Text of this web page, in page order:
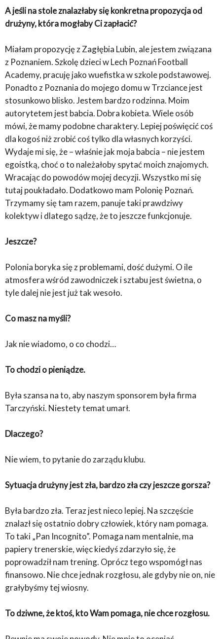
A jeśli na stole znalazłaby się konkretna propozycja od
drużyny, która mogłaby Ci zapłacić?
Miałam propozycję z Zagłębia Lubin, ale jestem związana
z Poznaniem. Szkolę dzieci w Lech Poznań Football
Academy, pracuję jako wuefistka w szkole podstawowej.
Ponadto z Poznania do mojego domu w Trzciance jest
stosunkowo blisko. Jestem bardzo rodzinna. Moim
autorytetem jest babcia. Dobra kobieta. Wiele osób
mówi, że mamy podobne charaktery. Lepiej poświęcić coś
dla kogoś niż zrobić coś tylko dla własnych korzyści.
Wydaje mi się, że – właśnie jak moja babcia – nie jestem
egoistką, choć o to należałoby spytać moich znajomych.
Wracając do powodów mojej decyzji. Wszystko mi się
tutaj poukładało. Dodatkowo mam Polonię Poznań.
Trzymamy się tam razem, panuje taki prawdziwy
kolektyw i dlatego sądzę, że to jeszcze funkcjonuje.
Jeszcze?
Polonia boryka się z problemami, dość dużymi. O ile
atmosfera wśród zawodniczek i sztabu jest świetna, o
tyle dalej nie jest już tak wesoło.
Co masz na myśli?
Jak nie wiadomo, o co chodzi…
To chodzi o pieniądze.
Była szansa na to, aby naszym sponsorem była firma
Tarczyński. Niestety temat umarł.
Dlaczego?
Nie wiem, to pytanie do zarządu klubu.
Sytuacja drużyny jest zła, bardzo zła czy jeszcze gorsza?
Była bardzo zła. Teraz jest nieco lepiej. Na szczęście
znalazł się ostatnio dobry człowiek, który nam pomaga.
To taki „Pan Incognito”. Pomaga nam mentalnie, ma
papiery trenerskie, więc kiedyś zdarzyło się, że
poprowadził nam trening. Oprócz tego wspomógł nas
finansowo. Nie chce jednak rozgłosu, ale gdyby nie on, nie
grałybyśmy tej wiosny.
To dziwne, że ktoś, kto Wam pomaga, nie chce rozgłosu.